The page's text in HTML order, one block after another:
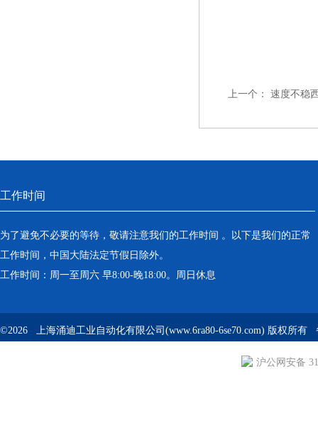
上一个： 速度不稳
工作时间
为了避免不必要的等待，敬请注意我们的工作时间 。以下是我们的正常
工作时间，中国大陆法定节假日除外。
工作时间：周一至周六 早8:00-晚18:00。周日休息
©2026 上海涌迪工业自动化有限公司(www.6ra80-6se70.com) 版权所有
沪公网安备